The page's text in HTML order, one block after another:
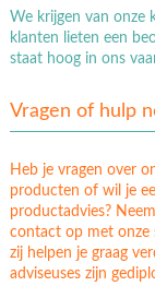
We krijgen van onze
klanten lieten een
staat hoog in ons
Vragen of hulp
Heb je vragen over
producten of wil je
productadvies?
contact op met onze
zij helpen je graag
adviseuses zijn